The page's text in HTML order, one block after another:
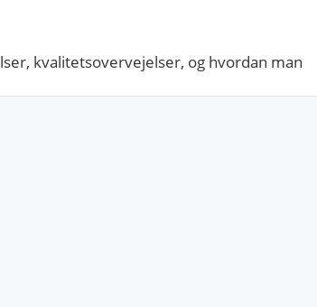
kvalitetsovervejelser, og hvordan man